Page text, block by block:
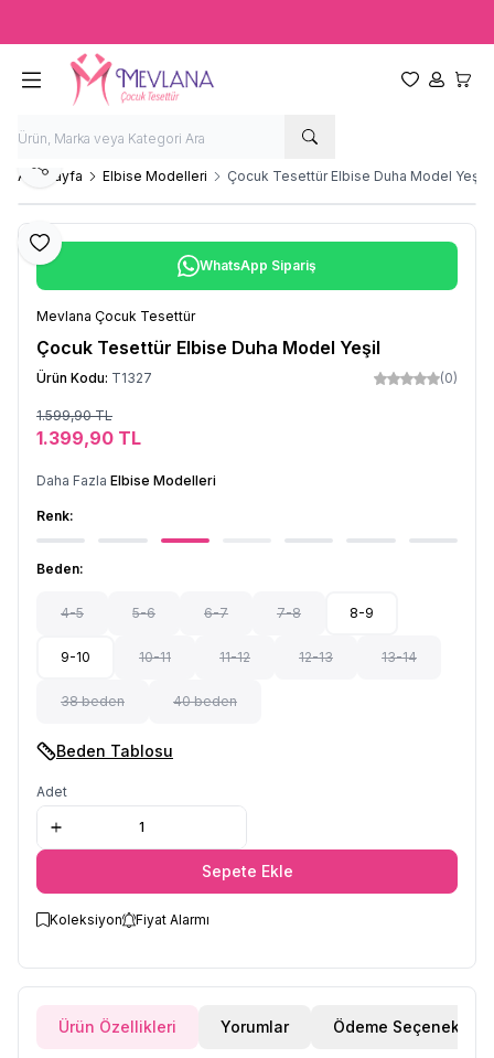
Favorilerim
Hesabım
Ana Sayfa Elbise Modelleri Çocuk Tesettür Elbise Duha Model Yeşil
Favoriye Ekle
Paylaş
WhatsApp Sipariş
Mevlana Çocuk Tesettür
Çocuk Tesettür Elbise Duha Model Yeşil
Ürün Kodu: T1327 (0)
1.599,90TL
1.399,90 TL
Daha Fazla Elbise Modelleri
Renk:
Beden:
4-5 5-6 6-7 7-8 8-9
9-10 10-11 11-12 12-13 13-14
38 beden 40 beden
Beden Tablosu
Adet
Sepete Ekle
Koleksiyon Fiyat Alarmı
Ürün Özellikleri Yorumlar Ödeme Seçenekleri